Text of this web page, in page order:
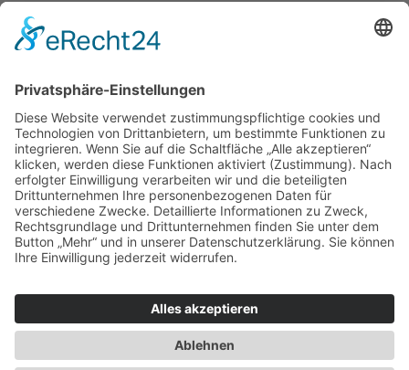
Accessoires
Kleider
Homewear
Jacken & Mäntel
Curvy
Herren
Kids
Burda Fantasy
Accessoires & Deko
NEU im Shop
SALE
Suchen
Bitte mindestens 5 Buschstaben oder Zahlen eingeben!